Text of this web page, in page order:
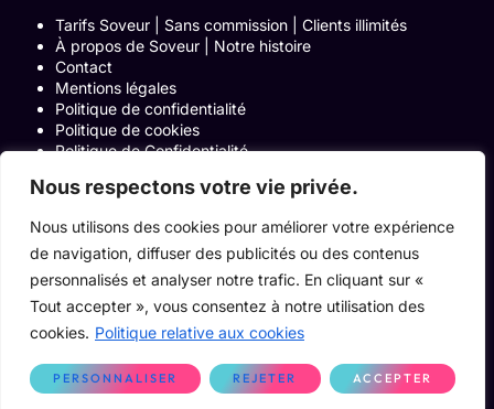
Nous respectons votre vie privée.
Nous utilisons des cookies pour améliorer votre expérience
de navigation, diffuser des publicités ou des contenus
personnalisés et analyser notre trafic. En cliquant sur «
Tout accepter », vous consentez à notre utilisation des
cookies. Politique relative aux cookies
PERSONNALISER REJETER ACCEPTER
Tarifs Soveur | Sans commission | Clients illimités
À propos de Soveur | Notre histoire
Contact
Mentions légales
Politique de confidentialité
Politique de cookies
Politique de Confidentialité
Blog
Programme Affiliation
Conditions générales d’utilisation
ACCUEIL
Onglets Zone Affilié
Le Blog
Devenir pro